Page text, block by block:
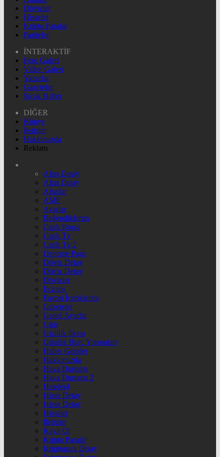
Dövizler
Hisseler
Kripto Paralar
Pariteler
İNTERAKTİF
Foto Galeri
Video Galeri
Yazarlar
Gazeteler
Sıcak Haber
DİĞER
Künye
İletişim
Hakkımızda
Reklam
Altın Detay
Altın Detay
Altınlar
AMP
Ayarlar
Beğendiklerim
Canlı Borsa
Canlı Tv
Canlı Tv 2
Deneme Page
Döviz Detay
Döviz Detay
Dövizler
Eczane
Favori İçeriklerim
Gazeteler
Genel Ayarlar
Giriş
Gizlilik İlkesi
Günlük Burç Yorumları
Haber Gönder
Hakkımızda
Hava Durumu
Hava Durumu 2
Header4
Hisse Detay
Hisse Detay
Hisseler
İletişim
Kayıt Ol
Kripto Paralar
Kriptopara Detay